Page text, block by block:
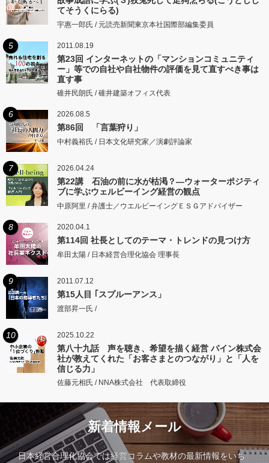
てそうくにらる)
宇惠一郎氏 / 元読売新聞東京本社国際部編集委員
5 2011.08.19
第23回 インターネットの「マンションコミュニティ
ー」等での自社や自社物件の評価を見て直すべき事は
直す事
碓井民朗氏 / 碓井建築オフィス代表
6 2026.08.5
第86回 「言葉狩り」
中村義裕氏 / 日本文化研究家／演劇評論家
7 2026.04.24
第22講 石油の前に水が枯渇？―ウォーターポジティ
ブに学ぶウェルビーイング経営の観点
中原阿里 / 弁護士／ウエルビーイングＥＳＧアドバイザー
8 2020.04.1
第114回 社長としてのテーマ・トレンドの見つけ方
牟田太陽 / 日本経営合理化協会 理事長
9 2011.07.12
第15人目 ｢スプルーアンス」
渡部昇一氏 /
10 2025.10.22
第八十九話 声を聴き、希望を描く経営 パイン株式会
社が教えてくれた「お客さまとのつながり」と「人を
信じる力」
佐藤元相氏 / NNA株式会社 代表取締役
新着情報メール
日本経営合理化協会では経営コラムや教材の最新情報をいち